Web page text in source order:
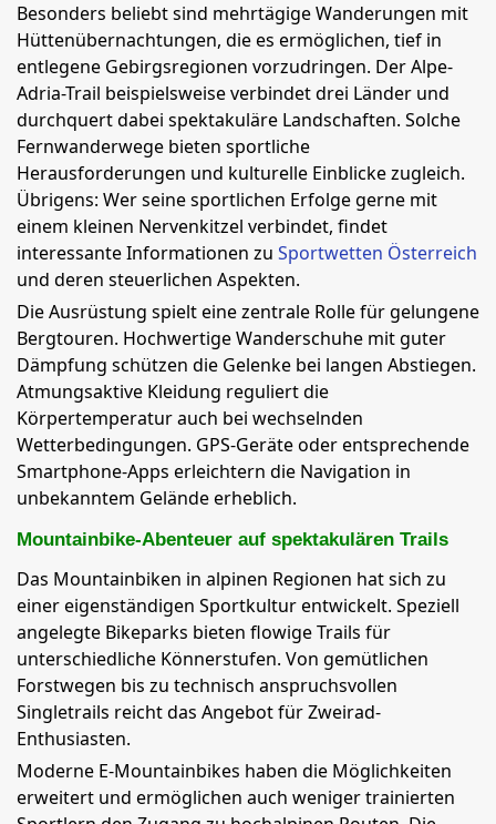
Besonders beliebt sind mehrtägige Wanderungen mit
Hüttenübernachtungen, die es ermöglichen, tief in
entlegene Gebirgsregionen vorzudringen. Der Alpe-
Adria-Trail beispielsweise verbindet drei Länder und
durchquert dabei spektakuläre Landschaften. Solche
Fernwanderwege bieten sportliche
Herausforderungen und kulturelle Einblicke zugleich.
Übrigens: Wer seine sportlichen Erfolge gerne mit
einem kleinen Nervenkitzel verbindet, findet
interessante Informationen zu Sportwetten Österreich
und deren steuerlichen Aspekten.
Die Ausrüstung spielt eine zentrale Rolle für gelungene
Bergtouren. Hochwertige Wanderschuhe mit guter
Dämpfung schützen die Gelenke bei langen Abstiegen.
Atmungsaktive Kleidung reguliert die
Körpertemperatur auch bei wechselnden
Wetterbedingungen. GPS-Geräte oder entsprechende
Smartphone-Apps erleichtern die Navigation in
unbekanntem Gelände erheblich.
Mountainbike-Abenteuer auf spektakulären Trails
Das Mountainbiken in alpinen Regionen hat sich zu
einer eigenständigen Sportkultur entwickelt. Speziell
angelegte Bikeparks bieten flowige Trails für
unterschiedliche Könnerstufen. Von gemütlichen
Forstwegen bis zu technisch anspruchsvollen
Singletrails reicht das Angebot für Zweirad-
Enthusiasten.
Moderne E-Mountainbikes haben die Möglichkeiten
erweitert und ermöglichen auch weniger trainierten